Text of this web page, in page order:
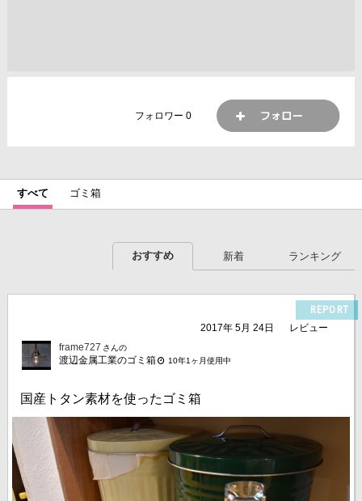
フォロワー0
すべて ゴミ箱
おすすめ 新着 ランキング
REPORT
2017年 5月 24日
レビュー
frame727 さんの
渡辺金属工業のゴミ箱 10年1ヶ月使用中
国産トタン素材を使ったゴミ箱